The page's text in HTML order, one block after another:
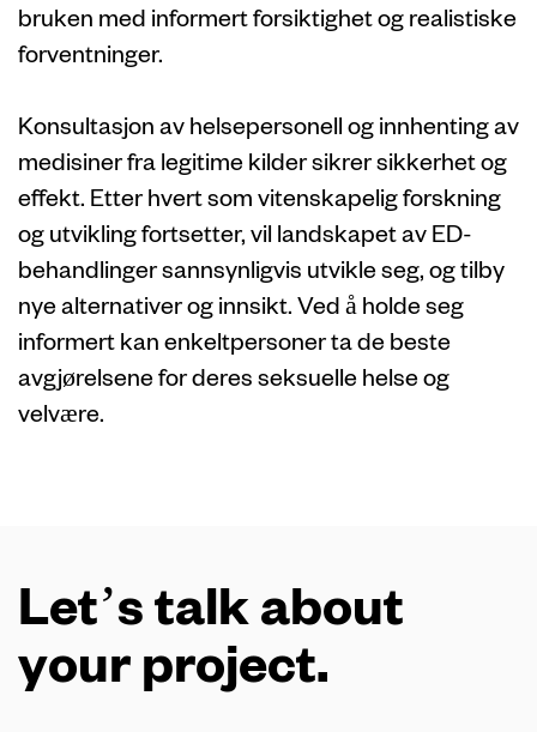
bruken med informert forsiktighet og realistiske
forventninger.
Konsultasjon av helsepersonell og innhenting av
medisiner fra legitime kilder sikrer sikkerhet og
effekt. Etter hvert som vitenskapelig forskning
og utvikling fortsetter, vil landskapet av ED-
behandlinger sannsynligvis utvikle seg, og tilby
nye alternativer og innsikt. Ved å holde seg
informert kan enkeltpersoner ta de beste
avgjørelsene for deres seksuelle helse og
velvære.
Let’s talk about
your project.